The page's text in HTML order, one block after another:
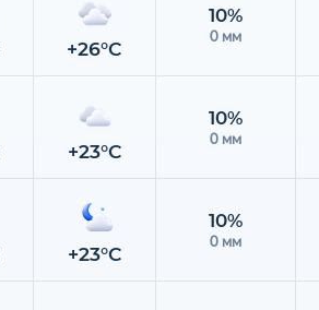
+26°C
10%
0 мм
+23°C
10%
0 мм
+23°C
10%
0 мм